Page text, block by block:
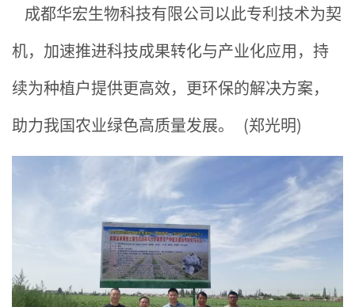
成都华宏生物科技有限公司以此专利技术为契
机，加速推进科技成果转化与产业化应用，持
续为种植户提供更高效，更环保的解决方案，
助力我国农业绿色高质量发展。 (郑光明)